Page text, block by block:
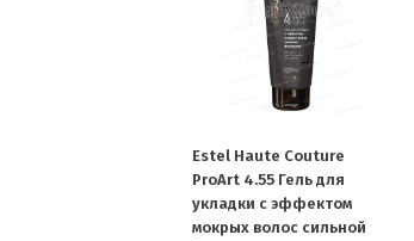
Estel Haute Couture
ProArt 4.55 Гель для
укладки с эффектом
мокрых волос сильной